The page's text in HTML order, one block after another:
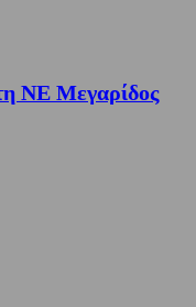
ΝΕ Μεγαρίδος